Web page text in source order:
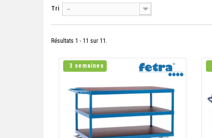
Tri --
Résultats 1 - 11 sur 11.
3 semaines